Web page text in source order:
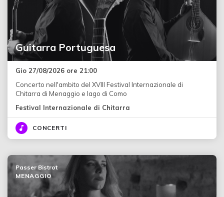
Guitarra Portuguesa
Gio 27/08/2026 ore 21:00
Concerto nell'ambito del XVIII Festival Internazionale di
Chitarra di Menaggio e lago di Como
Festival Internazionale di Chitarra
CONCERTI
Passer Bistrot
MENAGGIO